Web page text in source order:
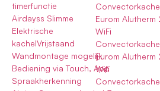
timerfunctie
Airdayss Slimme
Elektrische
kachelVrijstaand
Wandmontage mogelijk
Bediening via Touch, App
Spraakherkenning
Eurom
WiFi
Eurom
Wifi